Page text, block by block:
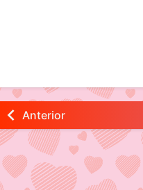
Anterior